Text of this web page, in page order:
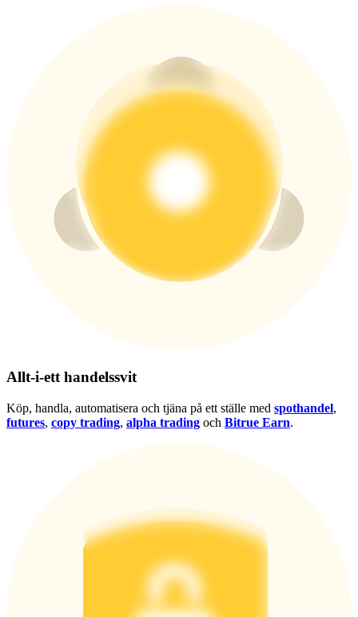
Fler evenemang
Vinn priser och exklusiva belöningar
Belöningscenter
Allt-i-ett handelssvit
Köp, handla, automatisera och tjäna på ett ställe med spothandel,
futures, copy trading, alpha trading och Bitrue Earn.